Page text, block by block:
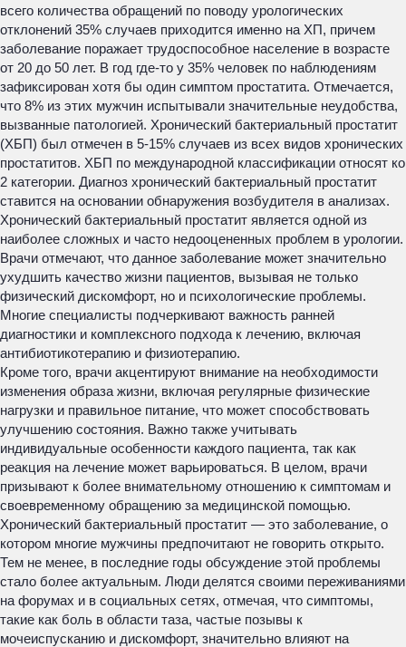
всего количества обращений по поводу урологических
отклонений 35% случаев приходится именно на ХП, причем
заболевание поражает трудоспособное население в возрасте
от 20 до 50 лет. В год где-то у 35% человек по наблюдениям
зафиксирован хотя бы один симптом простатита. Отмечается,
что 8% из этих мужчин испытывали значительные неудобства,
вызванные патологией. Хронический бактериальный простатит
(ХБП) был отмечен в 5-15% случаев из всех видов хронических
простатитов. ХБП по международной классификации относят ко
2 категории. Диагноз хронический бактериальный простатит
ставится на основании обнаружения возбудителя в анализах.
Хронический бактериальный простатит является одной из
наиболее сложных и часто недооцененных проблем в урологии.
Врачи отмечают, что данное заболевание может значительно
ухудшить качество жизни пациентов, вызывая не только
физический дискомфорт, но и психологические проблемы.
Многие специалисты подчеркивают важность ранней
диагностики и комплексного подхода к лечению, включая
антибиотикотерапию и физиотерапию.
Кроме того, врачи акцентируют внимание на необходимости
изменения образа жизни, включая регулярные физические
нагрузки и правильное питание, что может способствовать
улучшению состояния. Важно также учитывать
индивидуальные особенности каждого пациента, так как
реакция на лечение может варьироваться. В целом, врачи
призывают к более внимательному отношению к симптомам и
своевременному обращению за медицинской помощью.
Хронический бактериальный простатит — это заболевание, о
котором многие мужчины предпочитают не говорить открыто.
Тем не менее, в последние годы обсуждение этой проблемы
стало более актуальным. Люди делятся своими переживаниями
на форумах и в социальных сетях, отмечая, что симптомы,
такие как боль в области таза, частые позывы к
мочеиспусканию и дискомфорт, значительно влияют на